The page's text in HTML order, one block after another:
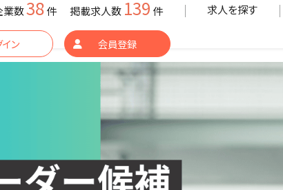
業数38件 掲載求人数 139 件 求人を探す
ン 会員登録